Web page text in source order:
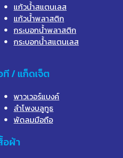
แก้วน้ำสแตนเลส
แก้วน้ำพลาสติก
กระบอกน้ำพลาสติก
กระบอกน้ำสแตนเลส
ที / แก็ดเจ็ต
พาวเวอร์แบงค์
ลำโพงบลูทูธ
พัดลมมือถือ
อผ้า